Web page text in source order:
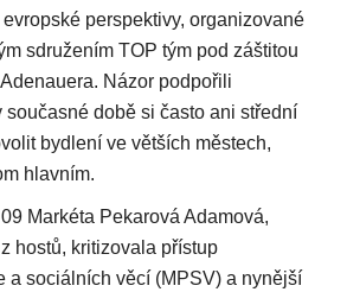
perspektivy, organizované
sdružením TOP tým pod záštitou
Názor podpořili
současné době si často ani střední
bydlení ve větších městech,
hlavním.
Markéta Pekarová Adamová,
hostů, kritizovala přístup
a sociálních věcí (MPSV) a nynější